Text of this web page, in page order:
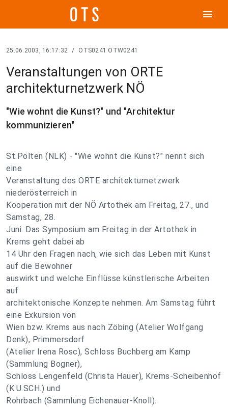
menu
25.06.2003, 16:17:32 / OTS0241 OTW0241
Veranstaltungen von ORTE
architekturnetzwerk NÖ
"Wie wohnt die Kunst?" und "Architektur
kommunizieren"
St.Pölten (NLK) - "Wie wohnt die Kunst?" nennt sich
eine
Veranstaltung des ORTE architekturnetzwerk
niederösterreich in
Kooperation mit der NÖ Artothek am Freitag, 27., und
Samstag, 28.
Juni. Das Symposium am Freitag in der Artothek in
Krems geht dabei ab
14 Uhr den Fragen nach, wie sich das Leben mit Kunst
auf die Bewohner
auswirkt und welche Einflüsse künstlerische Arbeiten
auf
architektonische Konzepte nehmen. Am Samstag führt
eine Exkursion von
Wien bzw. Krems aus nach Zöbing (Atelier Wolfgang
Denk), Primmersdorf
(Atelier Irena Rosc), Schloss Buchberg am Kamp
(Sammlung Bogner),
Schloss Lengenfeld (Christa Hauer), Krems-Scheibenhof
(K.U.SCH.) und
Rohrbach (Sammlung Eichenauer-Knoll).